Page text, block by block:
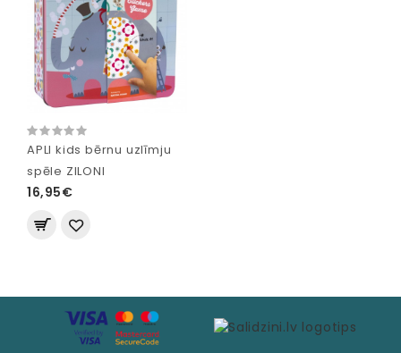
APLI kids bērnu uzlīmju
spēle ZILONI
16,95€